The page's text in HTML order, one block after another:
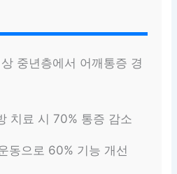
중년층에서 어깨통증 경
치료 시 70% 통증 감소
동으로 60% 기능 개선